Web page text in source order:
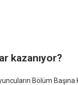
kazanıyor?
Bölüm